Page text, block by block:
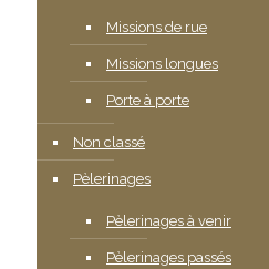
Missions de rue
Missions longues
Porte à porte
Non classé
Pèlerinages
Pèlerinages à venir
Pèlerinages passés